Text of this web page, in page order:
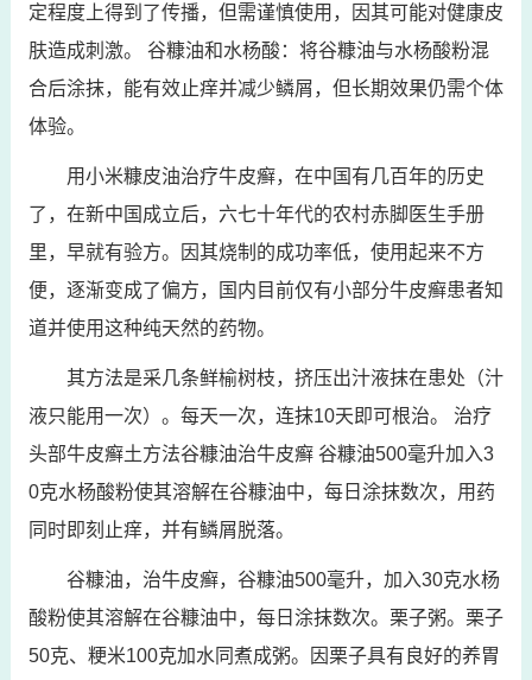
定程度上得到了传播，但需谨慎使用，因其可能对健康皮
肤造成刺激。 谷糠油和水杨酸：将谷糠油与水杨酸粉混
合后涂抹，能有效止痒并减少鳞屑，但长期效果仍需个体
体验。
用小米糠皮油治疗牛皮癣，在中国有几百年的历史
了，在新中国成立后，六七十年代的农村赤脚医生手册
里，早就有验方。因其烧制的成功率低，使用起来不方
便，逐渐变成了偏方，国内目前仅有小部分牛皮癣患者知
道并使用这种纯天然的药物。
其方法是采几条鲜榆树枝，挤压出汁液抹在患处（汁
液只能用一次）。每天一次，连抹10天即可根治。 治疗
头部牛皮癣土方法谷糠油治牛皮癣 谷糠油500毫升加入3
0克水杨酸粉使其溶解在谷糠油中，每日涂抹数次，用药
同时即刻止痒，并有鳞屑脱落。
谷糠油，治牛皮癣，谷糠油500毫升，加入30克水杨
酸粉使其溶解在谷糠油中，每日涂抹数次。栗子粥。栗子
50克、粳米100克加水同煮成粥。因栗子具有良好的养胃